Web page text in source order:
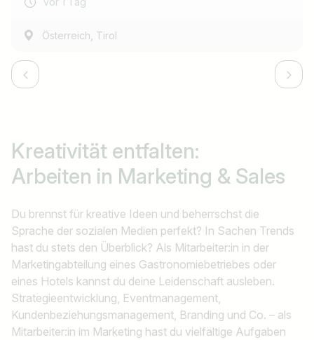
Österreich Tirol
Kreativität entfalten:
Arbeiten in Marketing & Sales
Du brennst für kreative Ideen und beherrschst die
Sprache der sozialen Medien perfekt? In Sachen Trends
hast du stets den Überblick? Als Mitarbeiter:in in der
Marketingabteilung eines Gastronomiebetriebes oder
eines Hotels kannst du deine Leidenschaft ausleben.
Strategieentwicklung, Eventmanagement,
Kundenbeziehungsmanagement, Branding und Co. – als
Mitarbeiter:in im Marketing hast du vielfältige Aufgaben